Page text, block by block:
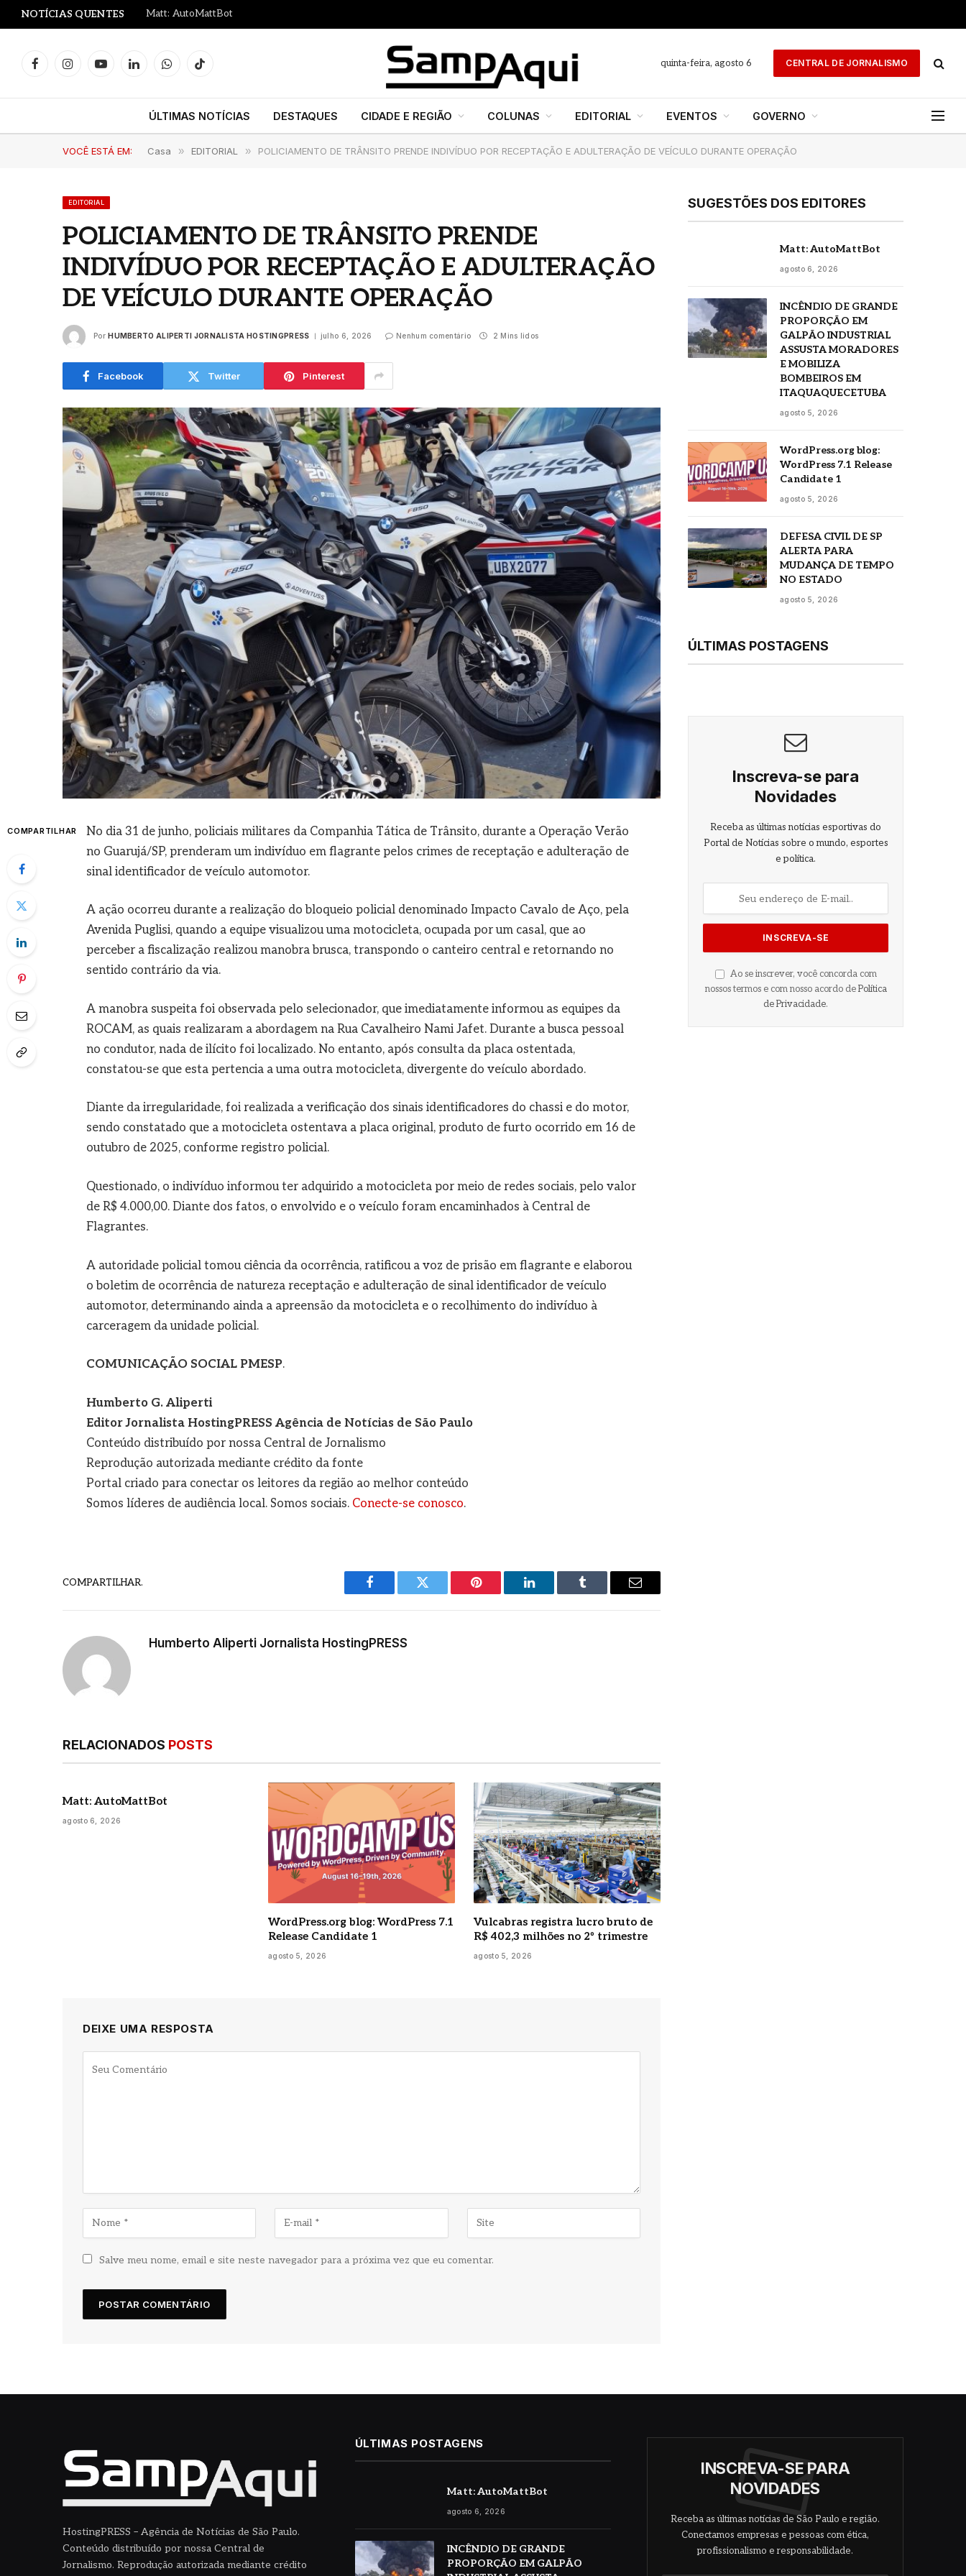
NOTÍCIAS QUENTES Matt: AutoMattBot
FacebookInstagramYouTubeLinkedInWhatsAppTikTok
quinta-feira, agosto 6 CENTRAL DE JORNALISMO
ÚLTIMAS NOTÍCIAS DESTAQUES CIDADE E REGIÃO COLUNAS EDITORIAL EVENTOS GOVERNO
VOCÊ ESTÁ EM: Casa » EDITORIAL » POLICIAMENTO DE TRÂNSITO PRENDE INDIVÍDUO POR RECEPTAÇÃO E ADULTERAÇÃO DE VEÍCULO DURANTE OPERAÇÃO
EDITORIAL
POLICIAMENTO DE TRÂNSITO PRENDE
INDIVÍDUO POR RECEPTAÇÃO E ADULTERAÇÃO
DE VEÍCULO DURANTE OPERAÇÃO
Por HUMBERTO ALIPERTI JORNALISTA HOSTINGPRESS julho 6, 2026 Nenhum comentário 2 Mins lidos
Facebook Twitter Pinterest
COMPARTILHAR
No dia 31 de junho, policiais militares da Companhia Tática de Trânsito, durante a Operação Verão
no Guarujá/SP, prenderam um indivíduo em flagrante pelos crimes de receptação e adulteração de
sinal identificador de veículo automotor.
A ação ocorreu durante a realização do bloqueio policial denominado Impacto Cavalo de Aço, pela
Avenida Puglisi, quando a equipe visualizou uma motocicleta, ocupada por um casal, que ao
perceber a fiscalização realizou manobra brusca, transpondo o canteiro central e retornando no
sentido contrário da via.
A manobra suspeita foi observada pelo selecionador, que imediatamente informou as equipes da
ROCAM, as quais realizaram a abordagem na Rua Cavalheiro Nami Jafet. Durante a busca pessoal
no condutor, nada de ilícito foi localizado. No entanto, após consulta da placa ostentada,
constatou-se que esta pertencia a uma outra motocicleta, divergente do veículo abordado.
Diante da irregularidade, foi realizada a verificação dos sinais identificadores do chassi e do motor,
sendo constatado que a motocicleta ostentava a placa original, produto de furto ocorrido em 16 de
outubro de 2025, conforme registro policial.
Questionado, o indivíduo informou ter adquirido a motocicleta por meio de redes sociais, pelo valor
de R$ 4.000,00. Diante dos fatos, o envolvido e o veículo foram encaminhados à Central de
Flagrantes.
A autoridade policial tomou ciência da ocorrência, ratificou a voz de prisão em flagrante e elaborou
o boletim de ocorrência de natureza receptação e adulteração de sinal identificador de veículo
automotor, determinando ainda a apreensão da motocicleta e o recolhimento do indivíduo à
carceragem da unidade policial.
COMUNICAÇÃO SOCIAL PMESP.
Humberto G. Aliperti
Editor Jornalista HostingPRESS Agência de Notícias de São Paulo
Conteúdo distribuído por nossa Central de Jornalismo
Reprodução autorizada mediante crédito da fonte
Portal criado para conectar os leitores da região ao melhor conteúdo
Somos líderes de audiência local. Somos sociais. Conecte-se conosco.
COMPARTILHAR.
Facebook Twitter Pinterest LinkedIn Tumblr
E-
Humberto Aliperti Jornalista HostingPRESS
RELACIONADOS POSTS
Matt: AutoMattBot
agosto 6, 2026
WordPress.org blog: WordPress 7.1
Release Candidate 1
agosto 5, 2026
Vulcabras registra lucro bruto de
R$ 402,3 milhões no 2º trimestre
agosto 5, 2026
DEIXE UMA RESPOSTA
Salve meu nome, email e site neste navegador para a próxima vez que eu comentar.
SUGESTÕES DOS EDITORES
Matt: AutoMattBot
agosto 6, 2026
INCÊNDIO DE GRANDE
PROPORÇÃO EM
GALPÃO INDUSTRIAL
ASSUSTA MORADORES
E MOBILIZA
BOMBEIROS EM
ITAQUAQUECETUBA
agosto 5, 2026
WordPress.org blog:
WordPress 7.1 Release
Candidate 1
agosto 5, 2026
DEFESA CIVIL DE SP
ALERTA PARA
MUDANÇA DE TEMPO
NO ESTADO
agosto 5, 2026
ÚLTIMAS POSTAGENS
Inscreva-se para
Novidades
Receba as últimas notícias esportivas do
Portal de Notícias sobre o mundo, esportes
e política.
Ao se inscrever, você concorda com
nossos termos e com nosso acordo de Política
de Privacidade.
HostingPRESS – Agência de Notícias de São Paulo.
Conteúdo distribuído por nossa Central de
Jornalismo. Reprodução autorizada mediante crédito
ÚLTIMAS POSTAGENS
Matt: AutoMattBot
agosto 6, 2026
INCÊNDIO DE GRANDE
PROPORÇÃO EM GALPÃO
INSCREVA-SE PARA
NOVIDADES
Receba as últimas notícias de São Paulo e região.
Conectamos empresas e pessoas com ética,
profissionalismo e responsabilidade.